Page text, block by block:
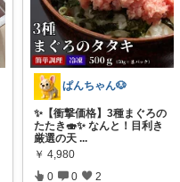
ぱんちゃん🐶
✨【衝撃価格】3種まぐろの
たたき🍣✨ なんと！目利き
厳選の天 ...
￥ 4,980
0 0 2